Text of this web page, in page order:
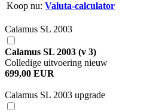
Koop nu: Valuta-calculator
Calamus SL 2003
Calamus SL 2003 (v 3)
Colledige uitvoering nieuw
699,00 EUR
Calamus SL 2003 upgrade